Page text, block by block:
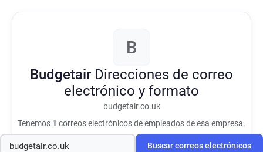
B
Budgetair Direcciones de correo
electrónico y formato
budgetair.co.uk
Tenemos 1 correos electrónicos de empleados de esa empresa.
Buscar correos electrónicos